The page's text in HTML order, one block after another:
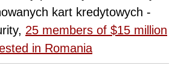
kart kredytowych -
25 members of $15 million
in Romania